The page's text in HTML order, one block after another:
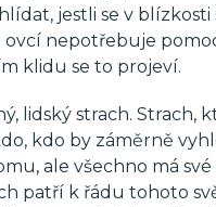
jestli se v
nepotřebuje
klidu se to projeví.
lidský strach.
kdo by záměrně
ale všechno má
patří k řádu tohoto